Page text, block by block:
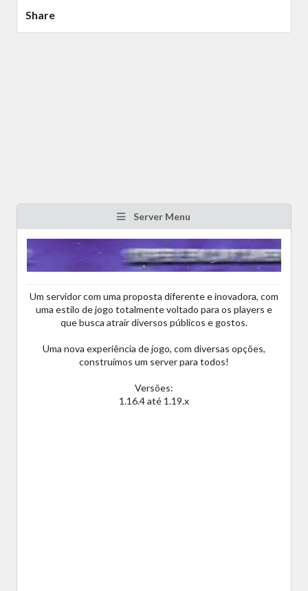
Share
Server Menu
Um servidor com uma proposta diferente e inovadora, com
uma estilo de jogo totalmente voltado para os players e
que busca atrair diversos públicos e gostos.
Uma nova experiência de jogo, com diversas opções,
construímos um server para todos!
Versões:
1.16.4 até 1.19.x